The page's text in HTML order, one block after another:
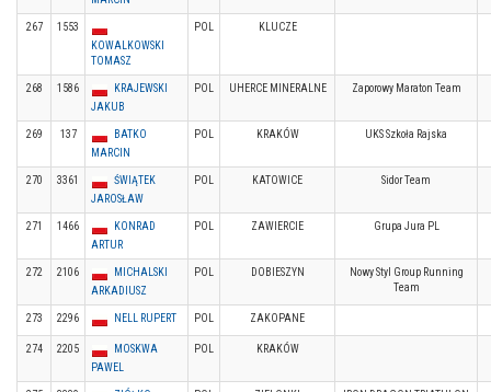
267
1553
KOWALKOWSKI
TOMASZ
POL KLUCZE
268 1586
KRAJEWSKI
JAKUB
POL UHERCE MINERALNE Zaporowy Maraton Team
269 137
BATKO
MARCIN
POL KRAKÓW UKS Szkoła Rajska
270 3361
ŚWIĄTEK
JAROSŁAW
POL KATOWICE Sidor Team
271 1466
KONRAD
ARTUR
POL ZAWIERCIE Grupa Jura PL
272 2106
MICHALSKI
ARKADIUSZ
POL DOBIESZYN
Nowy Styl Group Running
Team
273 2296 NELL RUPERT POL ZAKOPANE
274 2205
MOSKWA
PAWEL
POL KRAKÓW